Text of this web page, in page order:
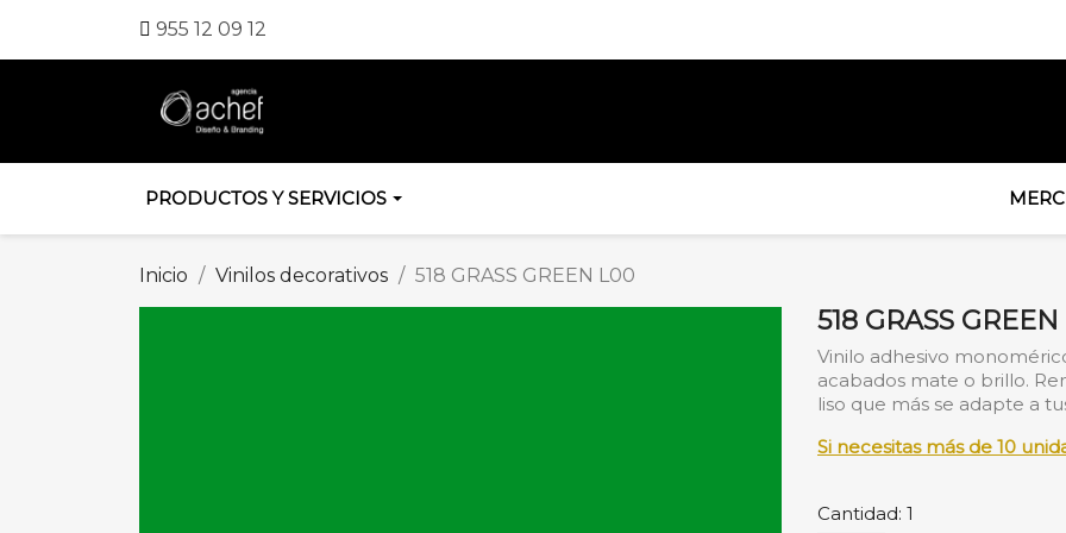
955 12 09 12
PRODUCTOS Y SERVICIOS
Inicio Vinilos decorativos 518 GRASS GREEN L00
518 GRASS
Vinilo adhesivo
acabados mate o brillo.
liso que más se adapte a
Si necesitas más de 10
Cantidad: 1